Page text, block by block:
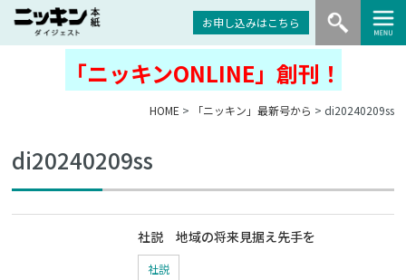
お申し込みはこちら
「ニッキンONLINE」創刊！
HOME > 「ニッキン」最新号から > di20240209ss
di20240209ss
社説 地域の将来見据え先手を
社説